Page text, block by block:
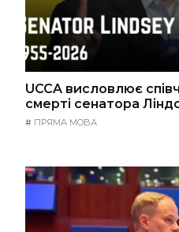
UCCA висловлює
смерті сенатора
# ПРЯМА МОВА